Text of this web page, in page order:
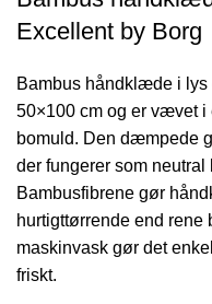
Excellent by Borg
Bambus håndklæde i lys
50×100 cm og er vævet i
bomuld. Den dæmpede
der fungerer som
Bambusfibrene gør
hurtigttørrende end
maskinvask gør det
friskt.